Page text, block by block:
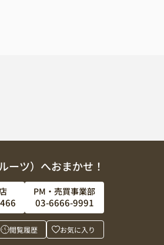
ーツ）へおまかせ！
PM・売買事業部
03-6666-9991
閲覧履歴 お気に入り